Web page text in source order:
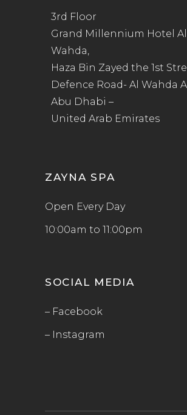
3rd Floor
Grand Millennium Hotel Al
Wahda,
Haza Bin Zayed the 1st
Defence Road- Al Wahda
Abu Dhabi –
United Arab Emirates
ZAYNA SPA
Open Every Day
10:00am to 11:00pm
SOCIAL MEDIA
– Facebook
– Instagram